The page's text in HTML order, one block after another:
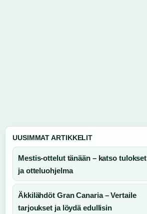
UUSIMMAT ARTIKKELIT
Mestis-ottelut tänään – katso tulokset
ja otteluohjelma
Äkkilähdöt Gran Canaria – Vertaile
tarjoukset ja löydä edullisin